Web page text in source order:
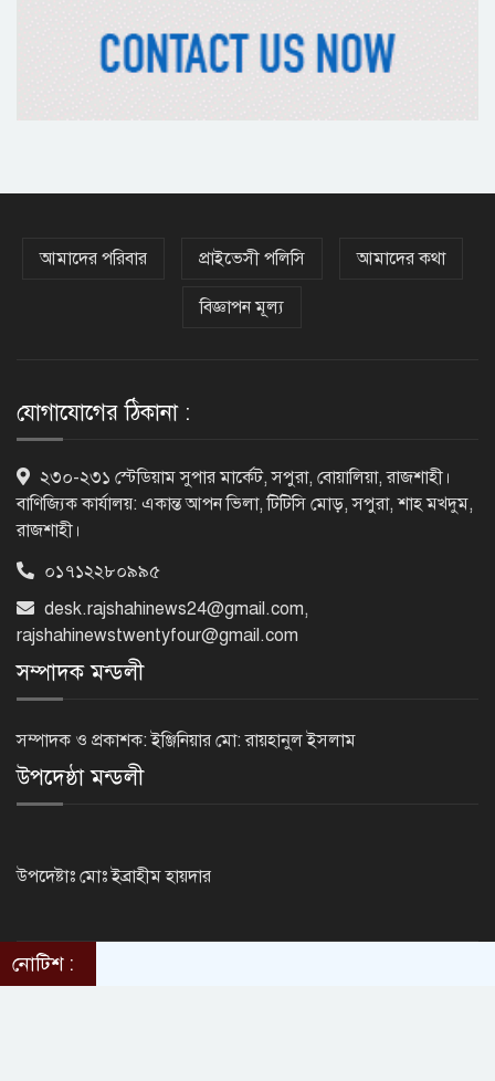
২৯ কারিগরি শিক্ষাপ্রতিষ্ঠানের কোনো
এসএসসির ফল প্রকাশ, কোন বোর্ডে পাসের
হার কত
শিক্ষার্থী
ফলাফলে বড় ধস
টানা ১১ বছর এসএসসিতে পাশের হারে
আমাদের পরিবার প্রাইভেসী পলিসি আমাদের কথা
বিজ্ঞাপন মূল্য
যোগাযোগের ঠিকানা :
২৩০-২৩১ স্টেডিয়াম সুপার মার্কেট, সপুরা, বোয়ালিয়া, রাজশাহী।
বাণিজ্যিক কার্যালয়: একান্ত আপন ভিলা, টিটিসি মোড়, সপুরা, শাহ মখদুম,
রাজশাহী।
০১৭১২২৮০৯৯৫
desk.rajshahinews24@gmail.com,
rajshahinewstwentyfour@gmail.com
সম্পাদক মন্ডলী
সম্পাদক ও প্রকাশক: ইঞ্জিনিয়ার মো: রায়হানুল ইসলাম
উপদেষ্ঠা মন্ডলী
উপদেষ্টাঃ মোঃ ইব্রাহীম হায়দার
©2014 - 2024. RajshahiNews24.Com . All rights reserved.
নোটিশ :